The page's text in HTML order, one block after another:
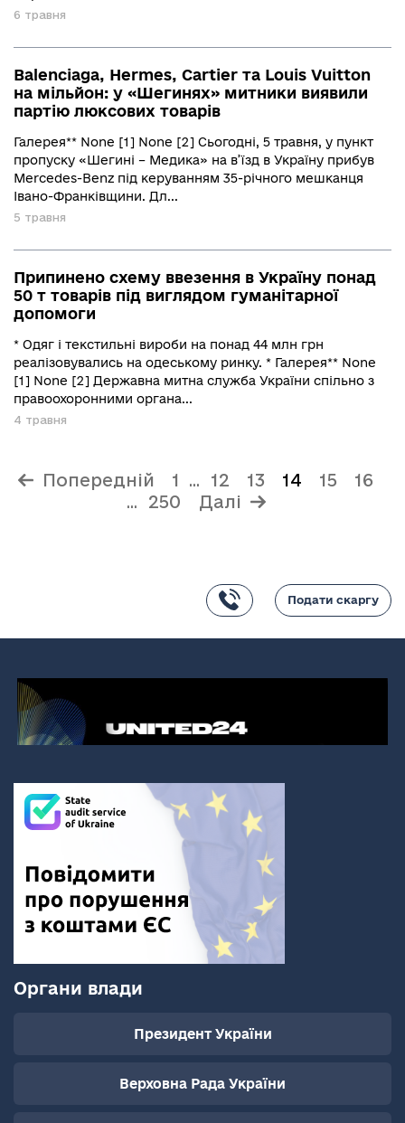
6 травня
Balenciaga, Hermes, Cartier та Louis Vuitton
на мільйон: у «Шегинях» митники виявили
партію люксових товарів
Галерея** None [1] None [2] Сьогодні, 5 травня, у пункт
пропуску «Шегині – Медика» на в’їзд в Україну прибув
Mercedes-Benz під керуванням 35-річного мешканця
Івано-Франківщини. Дл...
5 травня
Припинено схему ввезення в Україну понад
50 т товарів під виглядом гуманітарної
допомоги
* Одяг і текстильні вироби на понад 44 млн грн
реалізовувались на одеському ринку. * Галерея** None
[1] None [2] Державна митна служба України спільно з
правоохоронними органа...
4 травня
Попередній 1 ... 12 13 14 15 16
... 250 Далі
Подати скаргу
Органи влади
Президент України
Верховна Рада України